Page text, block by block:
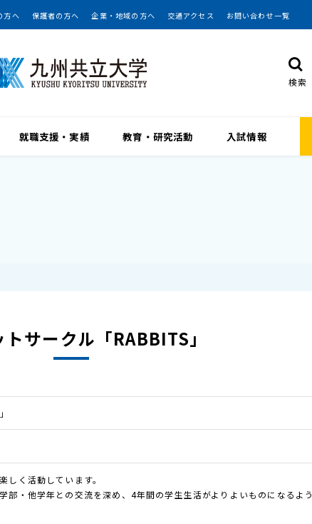
方へ 保護者の方へ 企業・地域の方へ 交通アクセス お問い合わせ一覧
検索
就職支援・実績 教育・研究活動 入試情報
サークル「RABBITS」
しく活動しています。
部・他学年との交流を深め、4年間の学生生活がよりよいものになるよ